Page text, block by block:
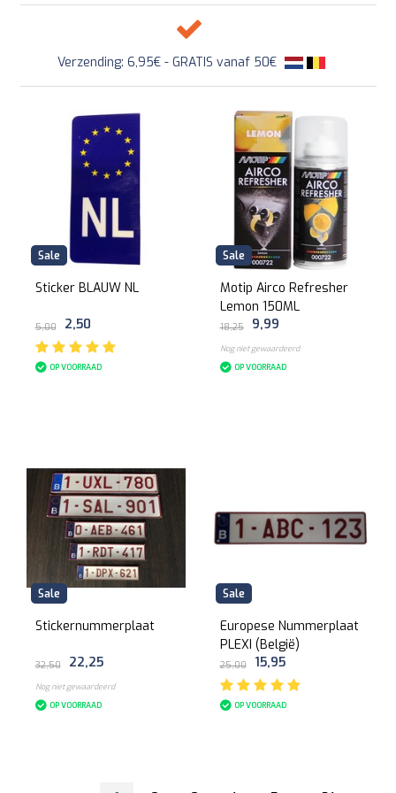
Verzending: 6,95€ - GRATIS vanaf 50€
Sale
Sticker BLAUW NL
5,00 2,50
OP VOORRAAD
Sale
Motip Airco Refresher
Lemon 150ML
18,25 9,99
Nog niet gewaardeerd
OP VOORRAAD
Sale
Stickernummerplaat
32,50 22,25
Nog niet gewaardeerd
OP VOORRAAD
Sale
Europese Nummerplaat
PLEXI (België)
25,00 15,95
OP VOORRAAD